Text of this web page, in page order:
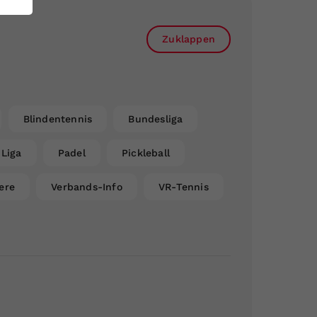
Zuklappen
Blindentennis Bundesliga
Liga Padel Pickleball
Verbands-Info VR-Tennis